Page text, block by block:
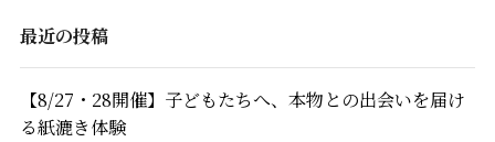
最近の投稿
【8/27・28開催】子どもたちへ、本物との出会いを届け
る紙漉き体験